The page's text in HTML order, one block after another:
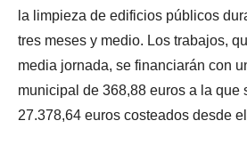
la limpieza de edificios públicos
tres meses y medio. Los trabajos,
media jornada, se financiarán con
municipal de 368,88 euros a la que
27.378,64 euros costeados desde